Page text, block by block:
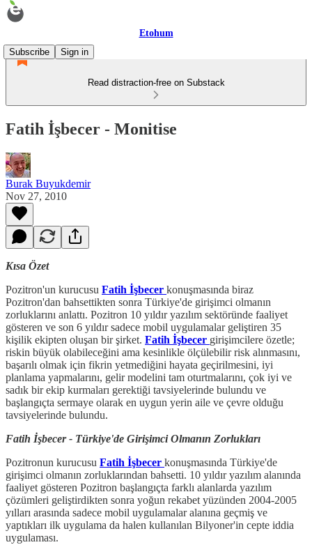
Etohum
Subscribe
Sign in
Read distraction-free on Substack
Fatih İşbecer - Monitise
Burak Buyukdemir
Nov 27, 2010
Kısa Özet
Pozitron'un kurucusu Fatih İşbecer konuşmasında biraz
Pozitron'dan bahsettikten sonra Türkiye'de girişimci olmanın
zorluklarını anlattı. Pozitron 10 yıldır yazılım sektöründe faaliyet
gösteren ve son 6 yıldır sadece mobil uygulamalar geliştiren 35
kişilik ekipten oluşan bir şirket. Fatih İşbecer girişimcilere özetle;
riskin büyük olabileceğini ama kesinlikle ölçülebilir risk alınmasını,
başarılı olmak için fikrin yetmediğini hayata geçirilmesini, iyi
planlama yapmalarını, gelir modelini tam oturtmalarını, çok iyi ve
sadık bir ekip kurmaları gerektiği tavsiyelerinde bulundu ve
başlangıçta sermaye olarak en uygun yerin aile ve çevre olduğu
tavsiyelerinde bulundu.
Fatih İşbecer - Türkiye'de Girişimci Olmanın Zorlukları
Pozitronun kurucusu Fatih İşbecer konuşmasında Türkiye'de
girişimci olmanın zorluklarından bahsetti. 10 yıldır yazılım alanında
faaliyet gösteren Pozitron başlangıçta farklı alanlarda yazılım
çözümleri geliştirdikten sonra yoğun rekabet yüzünden 2004-2005
yılları arasında sadece mobil uygulamalar alanına geçmiş ve
yaptıkları ilk uygulama da halen kullanılan Bilyoner'in cepte iddia
uygulaması.